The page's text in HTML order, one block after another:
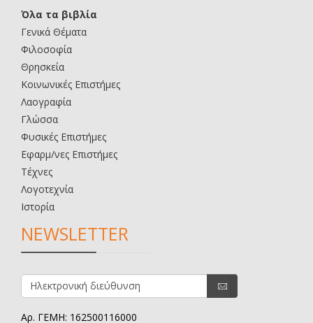
Όλα τα βιβλία
Γενικά Θέματα
Φιλοσοφία
Θρησκεία
Κοινωνικές Επιστήμες
Λαογραφία
Γλώσσα
Φυσικές Επιστήμες
Εφαρμ/νες Επιστήμες
Τέχνες
Λογοτεχνία
Ιστορία
NEWSLETTER
Αρ. ΓΕΜΗ: 162500116000